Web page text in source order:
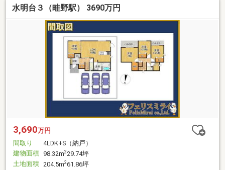
水明台３（畦野駅） 3690万円
3,690万円
間取り
4LDK+S（納戸）
建物面積 98.32m229.74坪
土地面積 204.5m261.86坪